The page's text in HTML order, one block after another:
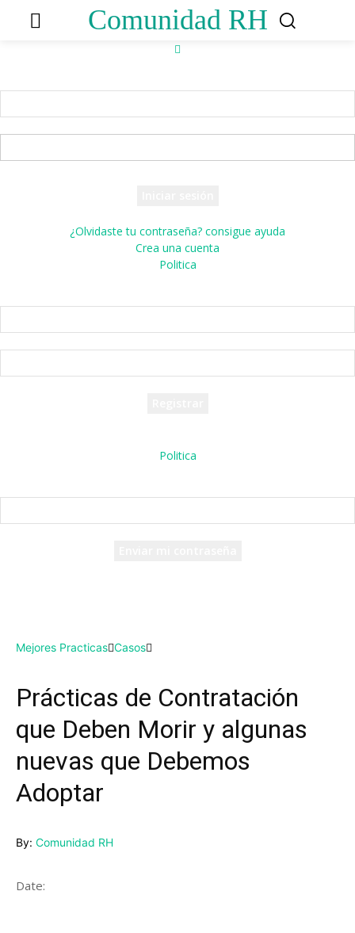
Comunidad RH
¿Olvidaste tu contraseña? consigue ayuda
Crea una cuenta
Politica
Politica
Mejores Practicas Casos
Prácticas de Contratación
que Deben Morir y algunas
nuevas que Debemos
Adoptar
By: Comunidad RH
Date: